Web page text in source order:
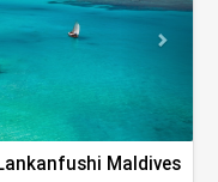
Maldives